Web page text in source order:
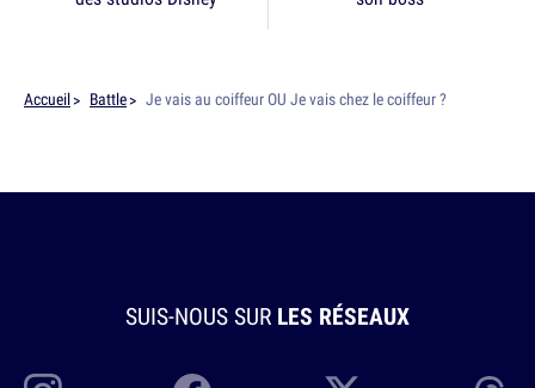
Accueil Battle Je vais au coiffeur OU Je vais chez le coiffeur ?
SUIS-NOUS SUR LES RÉSEAUX